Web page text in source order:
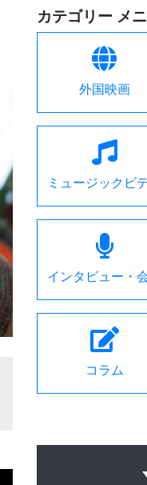
カテゴリー メ
外国映画
ミュージックビ
インタビュー・
コラム